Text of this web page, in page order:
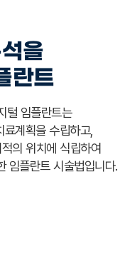
을
란트
털 임플란트는
료계획을 수립하고,
의 위치에 식립하여
임플란트 시술법입니다.